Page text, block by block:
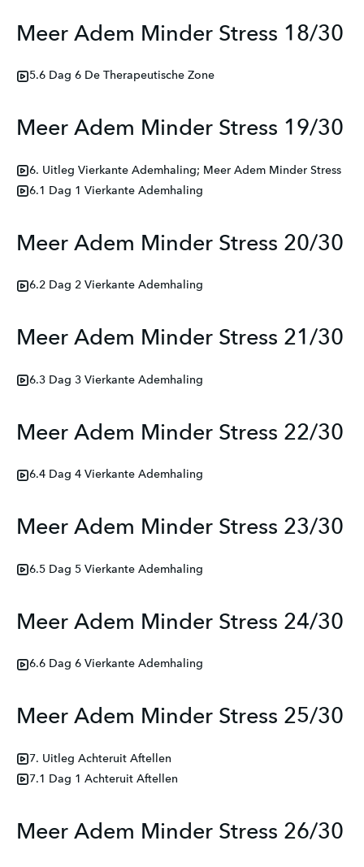
Meer Adem Minder Stress 18/30
5.6 Dag 6 De Therapeutische Zone
Meer Adem Minder Stress 19/30
6. Uitleg Vierkante Ademhaling; Meer Adem Minder Stress
6.1 Dag 1 Vierkante Ademhaling
Meer Adem Minder Stress 20/30
6.2 Dag 2 Vierkante Ademhaling
Meer Adem Minder Stress 21/30
6.3 Dag 3 Vierkante Ademhaling
Meer Adem Minder Stress 22/30
6.4 Dag 4 Vierkante Ademhaling
Meer Adem Minder Stress 23/30
6.5 Dag 5 Vierkante Ademhaling
Meer Adem Minder Stress 24/30
6.6 Dag 6 Vierkante Ademhaling
Meer Adem Minder Stress 25/30
7. Uitleg Achteruit Aftellen
7.1 Dag 1 Achteruit Aftellen
Meer Adem Minder Stress 26/30